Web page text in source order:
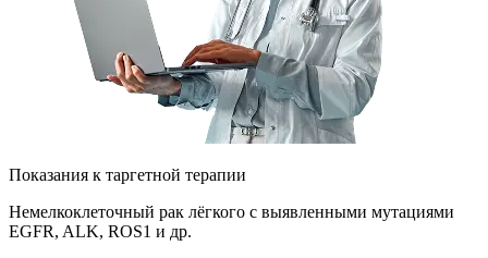
Показания к таргетной терапии
Немелкоклеточный рак лёгкого с выявленными мутациями
EGFR, ALK, ROS1 и др.